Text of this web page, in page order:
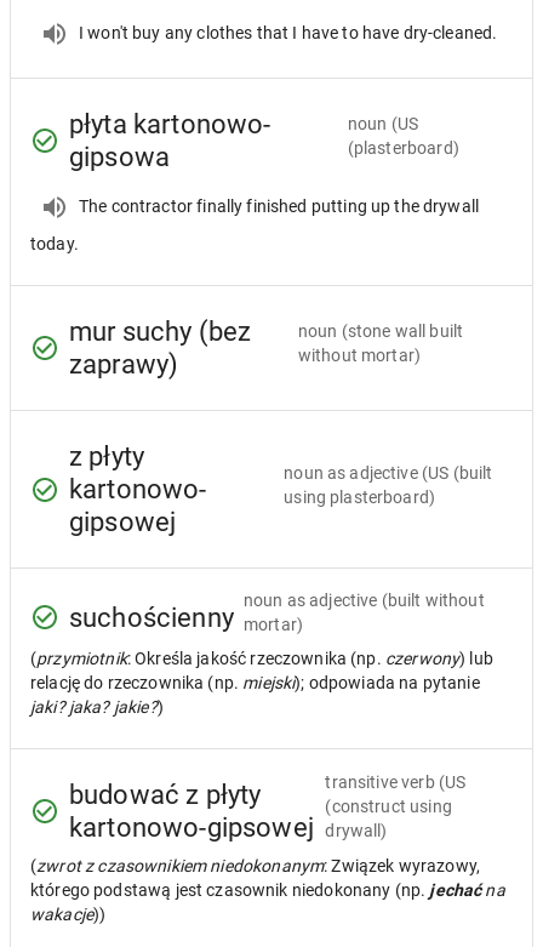
I won't buy any clothes that I have to have dry-cleaned.
płyta kartonowo-
gipsowa
noun (US
(plasterboard)
The contractor finally finished putting up the drywall
today.
mur suchy (bez
zaprawy)
noun (stone wall built
without mortar)
z płyty
kartonowo-
gipsowej
noun as adjective (US (built
using plasterboard)
suchościenny
noun as adjective (built without
mortar)
(przymiotnik: Określa jakość rzeczownika (np. czerwony) lub
relację do rzeczownika (np. miejski); odpowiada na pytanie
jaki? jaka? jakie?)
budować z płyty
kartonowo-gipsowej
transitive verb (US
(construct using
drywall)
(zwrot z czasownikiem niedokonanym: Związek wyrazowy,
którego podstawą jest czasownik niedokonany (np. jechaćna
wakacje))